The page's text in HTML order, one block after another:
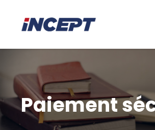
Paiement